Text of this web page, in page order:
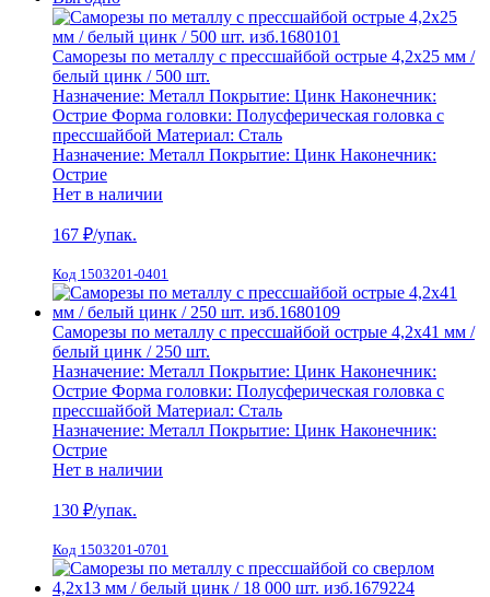
Саморезы по металлу с прессшайбой острые 4,2х25 мм /
белый цинк / 500 шт.
Назначение: Металл Покрытие: Цинк Наконечник:
Острие Форма головки: Полусферическая головка с
прессшайбой Материал: Сталь
Назначение: Металл Покрытие: Цинк Наконечник:
Острие
Нет в наличии
167 ₽/упак.
Код 1503201-0401
Саморезы по металлу с прессшайбой острые 4,2х41 мм /
белый цинк / 250 шт.
Назначение: Металл Покрытие: Цинк Наконечник:
Острие Форма головки: Полусферическая головка с
прессшайбой Материал: Сталь
Назначение: Металл Покрытие: Цинк Наконечник:
Острие
Нет в наличии
130 ₽/упак.
Код 1503201-0701